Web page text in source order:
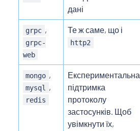
дані
grpc ,
grpc-
web
Те ж саме, що і
http2
mongo ,
mysql ,
redis
Експериментальна
підтримка
протоколу
застосунків. Щоб
увімкнути їх,